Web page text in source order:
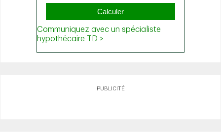
PUBLICITÉ